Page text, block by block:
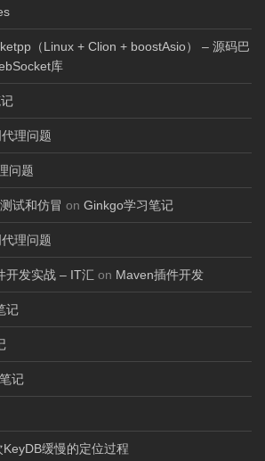
（Linux + Clion + boostAsio） – 源码巴
库
理问题
问题
试和仿冒 on Ginkgo学习笔记
理问题
开发实战 – IT汇 on Maven插件开发
记
记
缓慢的定位过程